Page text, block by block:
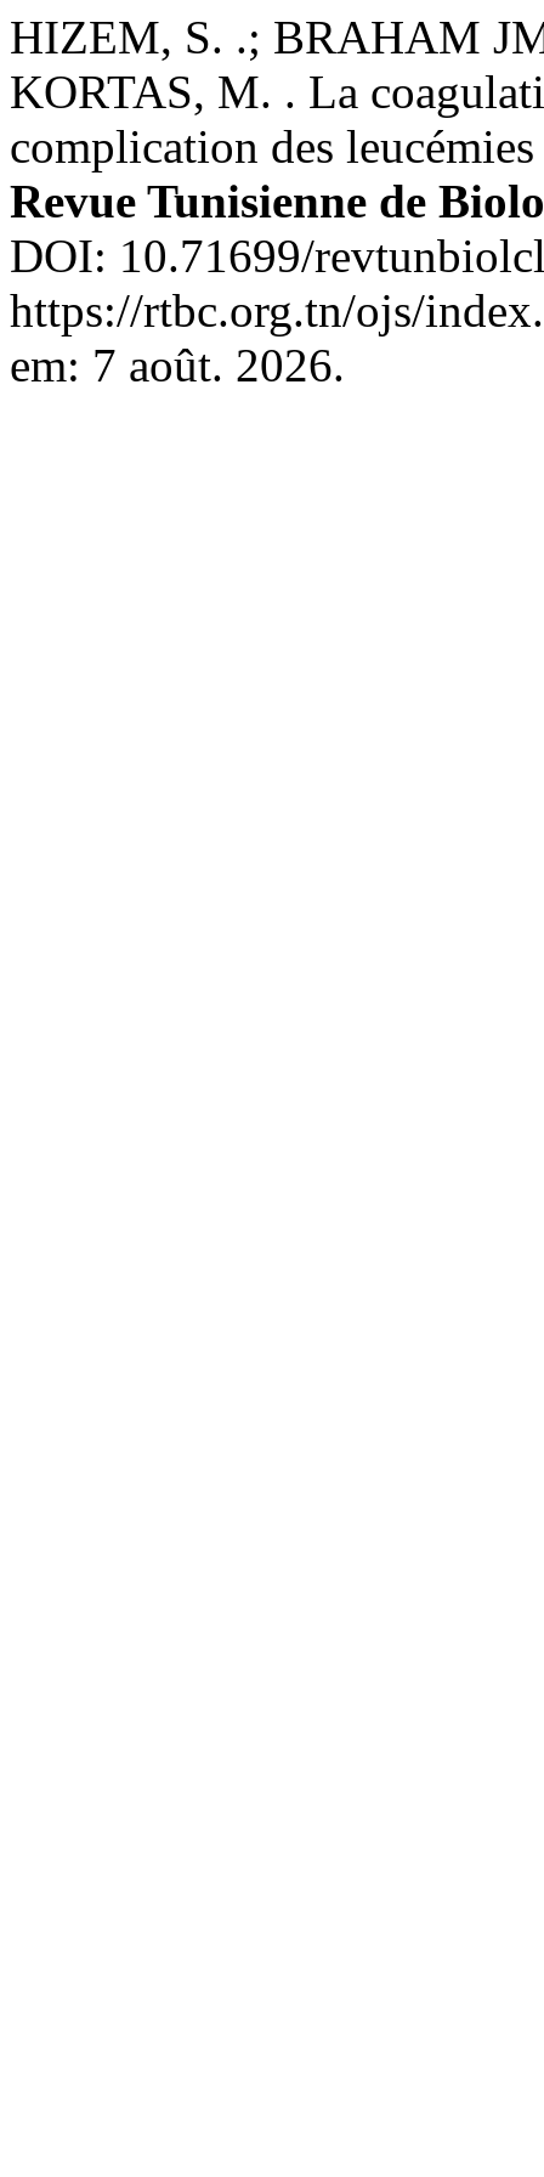
HIZEM, S. .; BRAHAM
KORTAS, M. . La
complication des
Revue Tunisienne de
DOI: 10.71699/
https://rtbc.org.tn/ojs/
em: 7 août. 2026.